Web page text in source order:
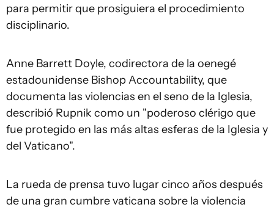
para permitir que prosiguiera el procedimiento
disciplinario.
Anne Barrett Doyle, codirectora de la oenegé
estadounidense Bishop Accountability, que
documenta las violencias en el seno de la Iglesia,
describió Rupnik como un "poderoso clérigo que
fue protegido en las más altas esferas de la Iglesia y
del Vaticano".
La rueda de prensa tuvo lugar cinco años después
de una gran cumbre vaticana sobre la violencia